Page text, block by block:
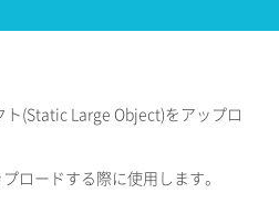
(Static Large Object)をアップロ
ロードする際に使用します。